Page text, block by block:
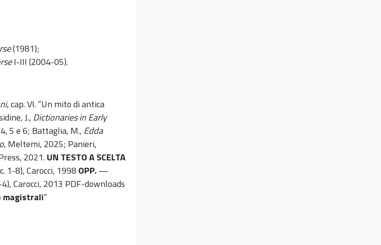
(1981);
I-III (2004-05).
, cap. VI. “Un mito di antica
J., Dictionaries in Early
5 e 6; Battaglia, M., Edda
, Meltemi, 2025; Panieri,
2021.UN TESTO A SCELTA
1-8), Carocci, 1998 OPP.—
Carocci, 2013 PDF-downloads
magistrali“